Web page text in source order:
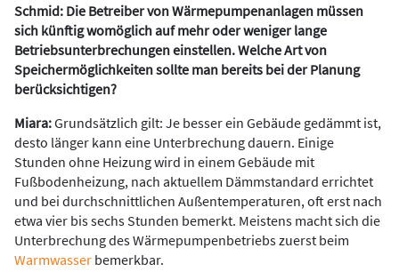
Schmid: Die Betreiber von Wärmepumpenanlagen müssen
sich künftig womöglich auf mehr oder weniger lange
Betriebsunterbrechungen einstellen. Welche Art von
Speichermöglichkeiten sollte man bereits bei der Planung
berücksichtigen?
Miara:Grundsätzlich gilt: Je besser ein Gebäude gedämmt ist,
desto länger kann eine Unterbrechung dauern. Einige
Stunden ohne Heizung wird in einem Gebäude mit
Fußbodenheizung, nach aktuellem Dämmstandard errichtet
und bei durchschnittlichen Außentemperaturen, oft erst nach
etwa vier bis sechs Stunden bemerkt. Meistens macht sich die
Unterbrechung des Wärmepumpenbetriebs zuerst beim
Warmwasser bemerkbar.